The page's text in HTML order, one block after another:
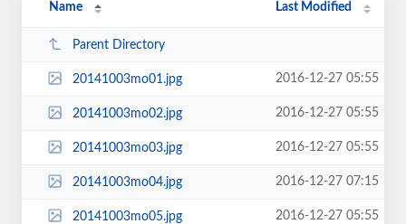
Name Last Modified
Parent Directory
20141003mo01.jpg 2016-12-27 05:55
20141003mo02.jpg 2016-12-27 05:55
20141003mo03.jpg 2016-12-27 05:55
20141003mo04.jpg 2016-12-27 07:15
20141003mo05.jpg 2016-12-27 05:55